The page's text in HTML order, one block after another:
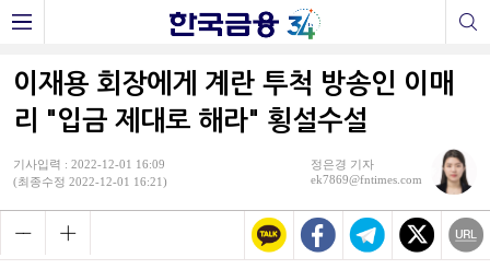
이재용 회장에게 계란 투척 방송인 이매
리 "입금 제대로 해라" 횡설수설
기사입력 : 2022-12-01 16:09
(최종수정 2022-12-01 16:21)
정은경 기자
ek7869@fntimes.com